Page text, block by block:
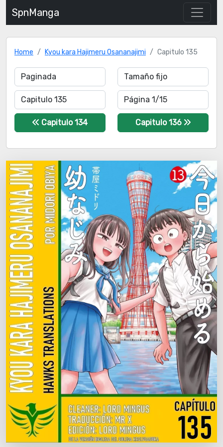
SpnManga
Home Kyou kara Hajimeru Osananajimi Capitulo 135
Capitulo 134 Capitulo 136